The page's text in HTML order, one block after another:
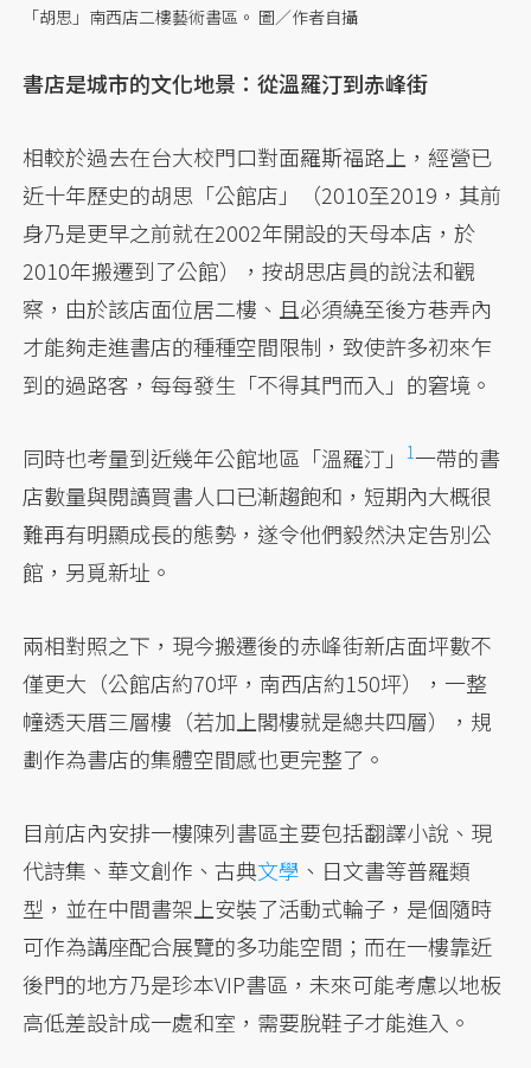
「胡思」南西店二樓藝術書區。 圖／作者自攝
書店是城市的文化地景：從溫羅汀到赤峰街
相較於過去在台大校門口對面羅斯福路上，經營已
近十年歷史的胡思「公館店」（2010至2019，其前
身乃是更早之前就在2002年開設的天母本店，於
2010年搬遷到了公館），按胡思店員的說法和觀
察，由於該店面位居二樓、且必須繞至後方巷弄內
才能夠走進書店的種種空間限制，致使許多初來乍
到的過路客，每每發生「不得其門而入」的窘境。
同時也考量到近幾年公館地區「溫羅汀」1一帶的書
店數量與閱讀買書人口已漸趨飽和，短期內大概很
難再有明顯成長的態勢，遂令他們毅然決定告別公
館，另覓新址。
兩相對照之下，現今搬遷後的赤峰街新店面坪數不
僅更大（公館店約70坪，南西店約150坪），一整
幢透天厝三層樓（若加上閣樓就是總共四層），規
劃作為書店的集體空間感也更完整了。
目前店內安排一樓陳列書區主要包括翻譯小說、現
代詩集、華文創作、古典文學 、日文書等普羅類
型，並在中間書架上安裝了活動式輪子，是個隨時
可作為講座配合展覽的多功能空間；而在一樓靠近
後門的地方乃是珍本VIP書區，未來可能考慮以地板
高低差設計成一處和室，需要脫鞋子才能進入。